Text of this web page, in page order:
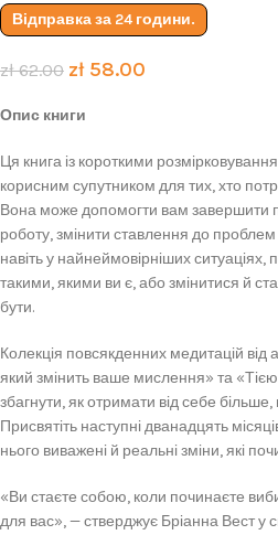
Відправка за 24 години.
zł62.00 zł58.00
Опис книги
Ця книга із короткими
корисним супутником для тих, хто
Вона може допомогти вам завершити
роботу, змінити ставлення до
навіть у найнеймовірніших
такими, якими ви є, або змінитися й
бути.
Колекція повсякденних медитацій від
який змінить ваше мислення» та
збагнути, як отримати від себе
Присвятіть наступні дванадцять
нього виважені й реальні зміни, які
«Ви стаєте собою, коли починаєте
для вас», — стверджує Бріанна Вест у